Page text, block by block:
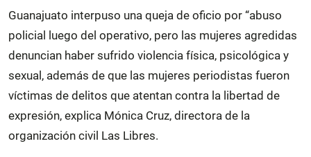
Guanajuato interpuso una queja de oficio por “abuso
policial luego del operativo, pero las mujeres agredidas
denuncian haber sufrido violencia física, psicológica y
sexual, además de que las mujeres periodistas fueron
víctimas de delitos que atentan contra la libertad de
expresión, explica Mónica Cruz, directora de la
organización civil Las Libres.